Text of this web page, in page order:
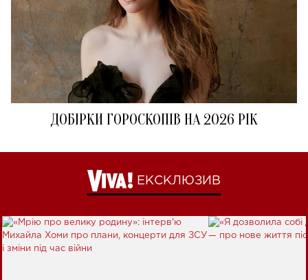
ДОБІРКИ ГОРОСКОПІВ НА 2026 РІК
ЕКСКЛЮЗИВ